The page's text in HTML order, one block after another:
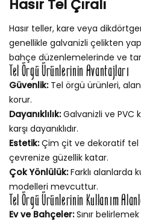
Hasır Tel Çıralı
Hasır teller, kare veya
genellikle galvanizli çelikten
bahçe düzenlemelerinde ve
Tel Örgü Ürünlerinin Avantajları
Güvenlik:Tel örgü ürünleri,
korur.
Dayanıklılık:Galvanizli ve PVC
karşı dayanıklıdır.
Estetik:Çim çit ve dekoratif tel
çevrenize güzellik katar.
Çok Yönlülük:Farklı alanlarda
modelleri mevcuttur.
Tel Örgü Ürünlerinin Kullanım
Ev ve Bahçeler:Sınır